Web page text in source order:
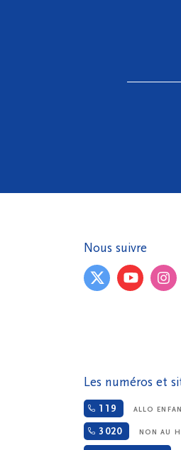
Nous suivre
Les numéros et
119 ALLO
3020 NON AU